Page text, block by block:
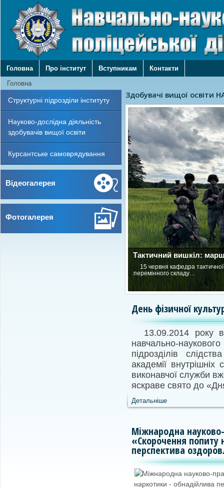
Головна Про інститут Вступникам
Контакти
Головна
Структурні підрозділи інституту
Науково-дослідна діяльність
здобувачів вищої освіти
Курсантське самоврядування
Відеогалерея
Фотогалерея
Представники
Тактичний вишкіл: марш-
Представники НАВС
Підвищення культури
Здобувачі вищої освіти
Тактичний вишкіл:
15 червня кафедра
перемінного складу…
День фізичної
13.09.2014 року в
навчально-
підрозділів
академії внутрішніх
виконавчої служби
яскраве свято до
Детальніше
Міжнародна
«Скорочення попиту
перспектива